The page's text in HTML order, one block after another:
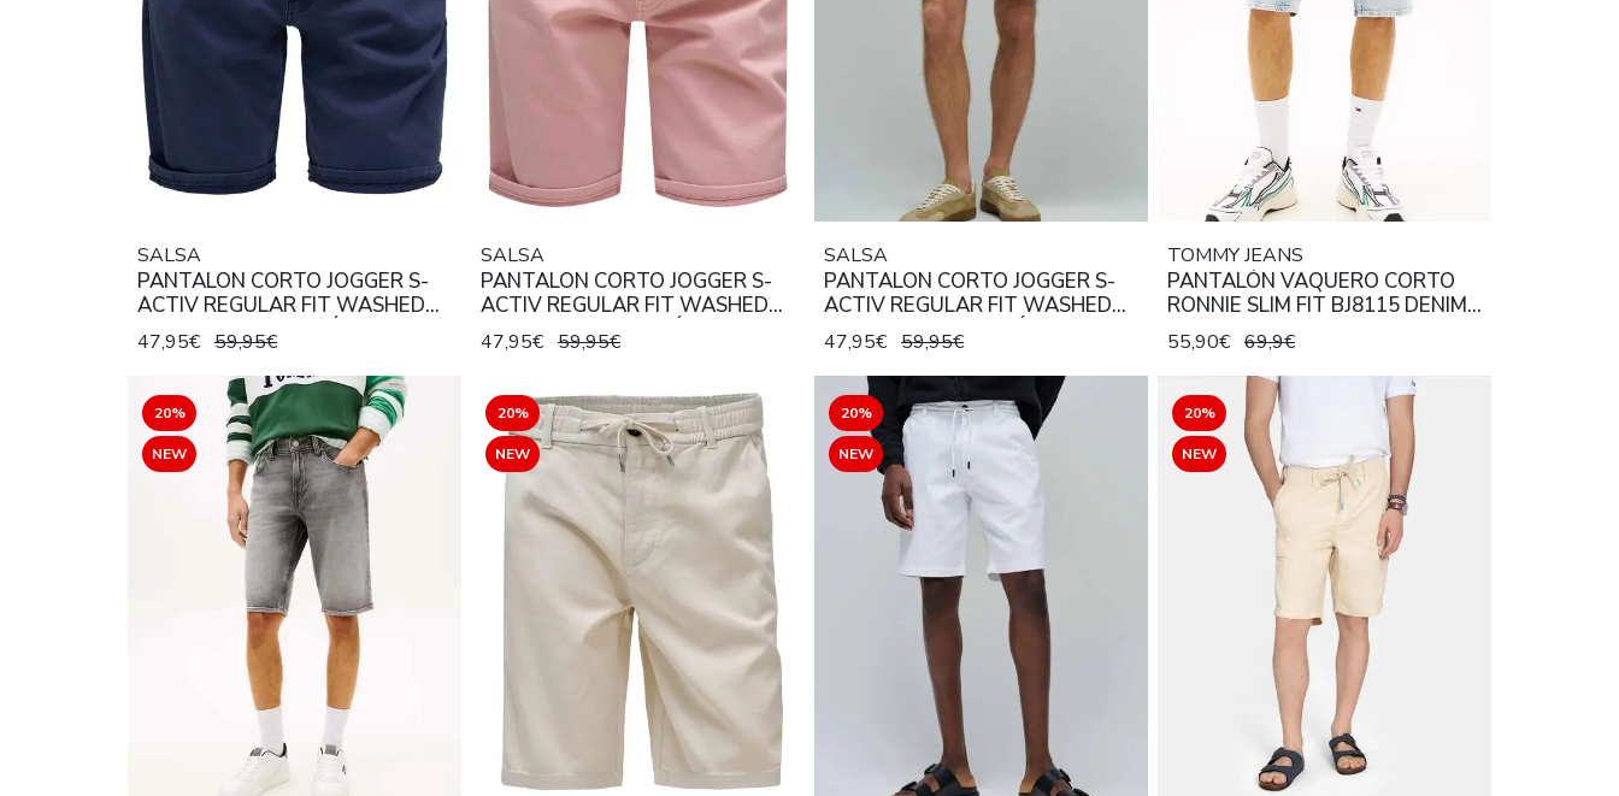
SALSA
PANTALON CORTO JOGGER S-
ACTIV REGULAR FIT WASHED
COLORS CON CORDÓN AZUL
MARINO
47,95€ 59,95€
SALSA
PANTALON CORTO JOGGER S-
ACTIV REGULAR FIT WASHED
COLORS CON CORDÓN COLOR
ROSA
47,95€ 59,95€
SALSA
PANTALON CORTO JOGGER S-
ACTIV REGULAR FIT WASHED
COLORS CON CORDÓN COLOR
AMARILLO
47,95€ 59,95€
TOMMY JEANS
PANTALÓN VAQUERO CORTO
RONNIE SLIM FIT BJ8115 DENIM
LIGHT
55,90€ 69,9€
20%
NEW
20%
NEW
20%
NEW
20%
NEW